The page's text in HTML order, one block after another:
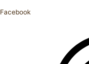
Facebook